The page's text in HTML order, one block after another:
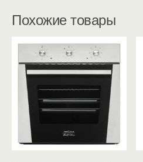
Похожие товары